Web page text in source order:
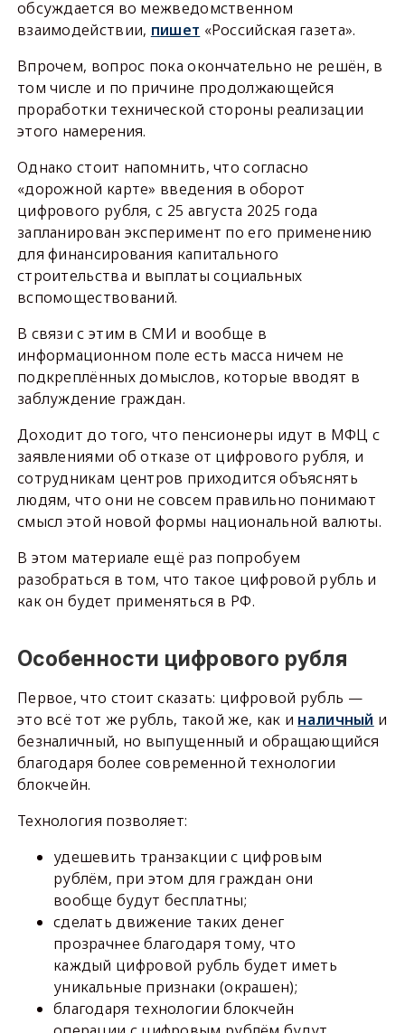
обсуждается во межведомственном
взаимодействии, пишет «Российская газета».
Впрочем, вопрос пока окончательно не решён, в
том числе и по причине продолжающейся
проработки технической стороны реализации
этого намерения.
Однако стоит напомнить, что согласно
«дорожной карте» введения в оборот
цифрового рубля, с 25 августа 2025 года
запланирован эксперимент по его применению
для финансирования капитального
строительства и выплаты социальных
вспомоществований.
В связи с этим в СМИ и вообще в
информационном поле есть масса ничем не
подкреплённых домыслов, которые вводят в
заблуждение граждан.
Доходит до того, что пенсионеры идут в МФЦ с
заявлениями об отказе от цифрового рубля, и
сотрудникам центров приходится объяснять
людям, что они не совсем правильно понимают
смысл этой новой формы национальной валюты.
В этом материале ещё раз попробуем
разобраться в том, что такое цифровой рубль и
как он будет применяться в РФ.
Особенности цифрового рубля
Первое, что стоит сказать: цифровой рубль —
это всё тот же рубль, такой же, как и наличный и
безналичный, но выпущенный и обращающийся
благодаря более современной технологии
блокчейн.
Технология позволяет:
удешевить транзакции с цифровым
рублём, при этом для граждан они
вообще будут бесплатны;
сделать движение таких денег
прозрачнее благодаря тому, что
каждый цифровой рубль будет иметь
уникальные признаки (окрашен);
благодаря технологии блокчейн